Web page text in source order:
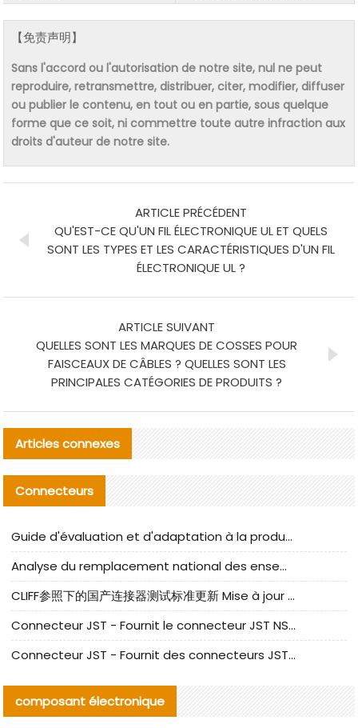
【免责声明】
Sans l'accord ou l'autorisation de notre site, nul ne peut
reproduire, retransmettre, distribuer, citer, modifier, diffuser
ou publier le contenu, en tout ou en partie, sous quelque
forme que ce soit, ni commettre toute autre infraction aux
droits d'auteur de notre site.
ARTICLE PRÉCÉDENT
QU'EST-CE QU'UN FIL ÉLECTRONIQUE UL ET QUELS
SONT LES TYPES ET LES CARACTÉRISTIQUES D'UN FIL
ÉLECTRONIQUE UL ?
ARTICLE SUIVANT
QUELLES SONT LES MARQUES DE COSSES POUR
FAISCEAUX DE CÂBLES ? QUELLES SONT LES
PRINCIPALES CATÉGORIES DE PRODUITS ?
Articles connexes
Connecteurs
Guide d'évaluation et d'adaptation à la production des composants de câbles nationaux CNC Tech
Analyse du remplacement national des ensembles de câbles à fréquence élevée I-PEX
CLIFF参照下的国产连接器测试标准更新 Mise à jour des normes de test des connecteurs nationaux sous la référence CLIFF
Connecteur JST - Fournit le connecteur JST NSHR-02V-S original | Équivalent
Connecteur JST - Fournit des connecteurs JST GHR-09V-S authentiques et des produits de remplacement|
composant électronique